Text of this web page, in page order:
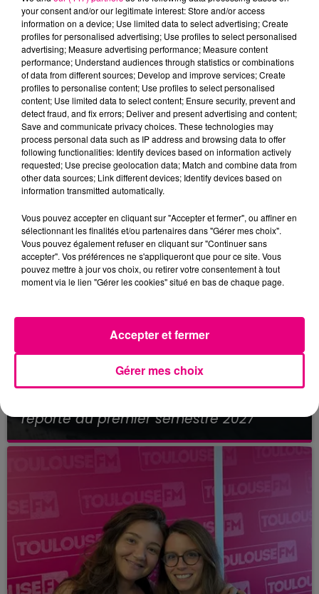
22 juillet 2026
Toulouse : circulation perturbée dans le
secteur François Verdier...
21 juillet 2026
reporté au premier semestre 2027
your consent and/or our legitimate interest: Store and/or access
information on a device; Use limited data to select advertising; Create
profiles for personalised advertising; Use profiles to select personalised
advertising; Measure advertising performance; Measure content
performance; Understand audiences through statistics or combinations
of data from different sources; Develop and improve services; Create
profiles to personalise content; Use profiles to select personalised
content; Use limited data to select content; Ensure security, prevent and
detect fraud, and fix errors; Deliver and present advertising and content;
Save and communicate privacy choices. These technologies may
process personal data such as IP address and browsing data to offer
following functionalities: Identify devices based on information actively
requested; Use precise geolocation data; Match and combine data from
other data sources; Link different devices; Identify devices based on
information transmitted automatically.
Vous pouvez accepter en cliquant sur "Accepter et fermer", ou affiner en
sélectionnant les finalités et/ou partenaires dans "Gérer mes choix".
Vous pouvez également refuser en cliquant sur "Continuer sans
accepter". Vos préférences ne s'appliqueront que pour ce site. Vous
pouvez mettre à jour vos choix, ou retirer votre consentement à tout
moment via le lien "Gérer les cookies" situé en bas de chaque page.
Gérer mes choix
Accepter et fermer